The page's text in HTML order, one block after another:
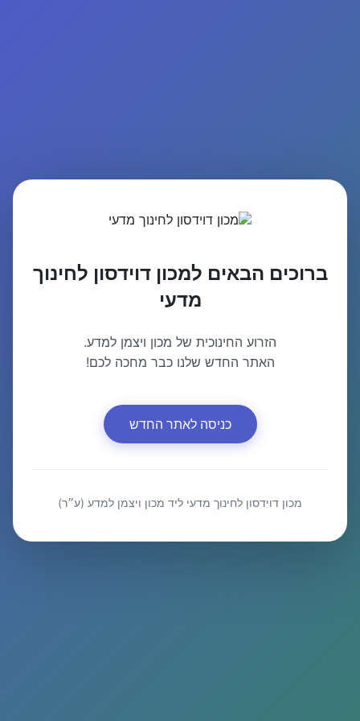
ברוכים הבאים למכון דוידסון לחינוך
מדעי
הזרוע החינוכית של מכון ויצמן למדע.
האתר החדש שלנו כבר מחכה לכם!
כניסה לאתר החדש
מכון דוידסון לחינוך מדעי ליד מכון ויצמן למדע (ע״ר)